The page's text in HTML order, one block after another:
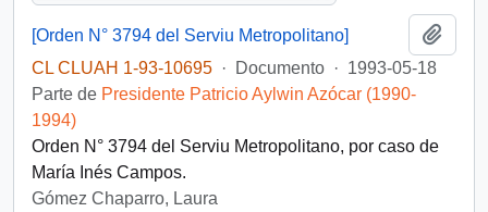
[Orden N° 3794 del Serviu Metropolitano]
CL CLUAH 1-93-10695 · Documento · 1993-05-18
Parte de Presidente Patricio Aylwin Azócar (1990-
1994)
Orden N° 3794 del Serviu Metropolitano, por caso de
María Inés Campos.
Gómez Chaparro, Laura